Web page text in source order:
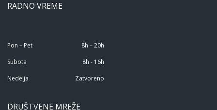
RADNO VREME
Pon – Pet
8h – 20h
Subota
8h - 16h
Nedelja
Zatvoreno
DRUŠTVENE MREŽE